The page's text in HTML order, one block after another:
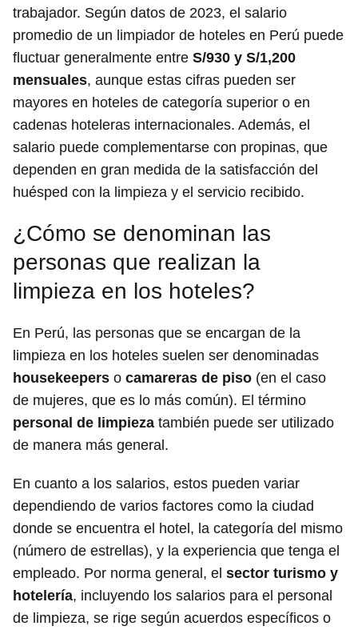
trabajador. Según datos de 2023, el salario
promedio de un limpiador de hoteles en Perú puede
fluctuar generalmente entre S/930 y S/1,200
mensuales, aunque estas cifras pueden ser
mayores en hoteles de categoría superior o en
cadenas hoteleras internacionales. Además, el
salario puede complementarse con propinas, que
dependen en gran medida de la satisfacción del
huésped con la limpieza y el servicio recibido.
¿Cómo se denominan las
personas que realizan la
limpieza en los hoteles?
En Perú, las personas que se encargan de la
limpieza en los hoteles suelen ser denominadas
housekeepers o camareras de piso (en el caso
de mujeres, que es lo más común). El término
personal de limpieza también puede ser utilizado
de manera más general.
En cuanto a los salarios, estos pueden variar
dependiendo de varios factores como la ciudad
donde se encuentra el hotel, la categoría del mismo
(número de estrellas), y la experiencia que tenga el
empleado. Por norma general, el sector turismo y
hotelería, incluyendo los salarios para el personal
de limpieza, se rige según acuerdos específicos o